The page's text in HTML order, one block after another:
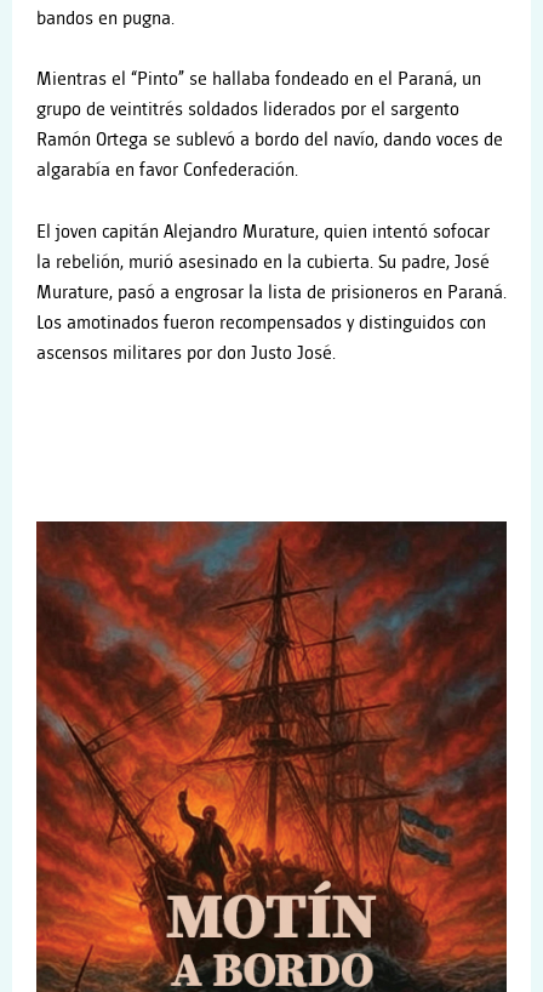
bandos en pugna.
Mientras el “Pinto” se hallaba fondeado en el Paraná, un
grupo de veintitrés soldados liderados por el sargento
Ramón Ortega se sublevó a bordo del navío, dando voces de
algarabía en favor Confederación.
El joven capitán Alejandro Murature, quien intentó sofocar
la rebelión, murió asesinado en la cubierta. Su padre, José
Murature, pasó a engrosar la lista de prisioneros en Paraná.
Los amotinados fueron recompensados y distinguidos con
ascensos militares por don Justo José.